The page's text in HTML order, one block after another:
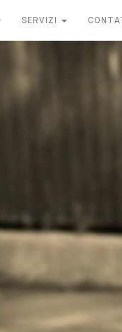
SERVIZI